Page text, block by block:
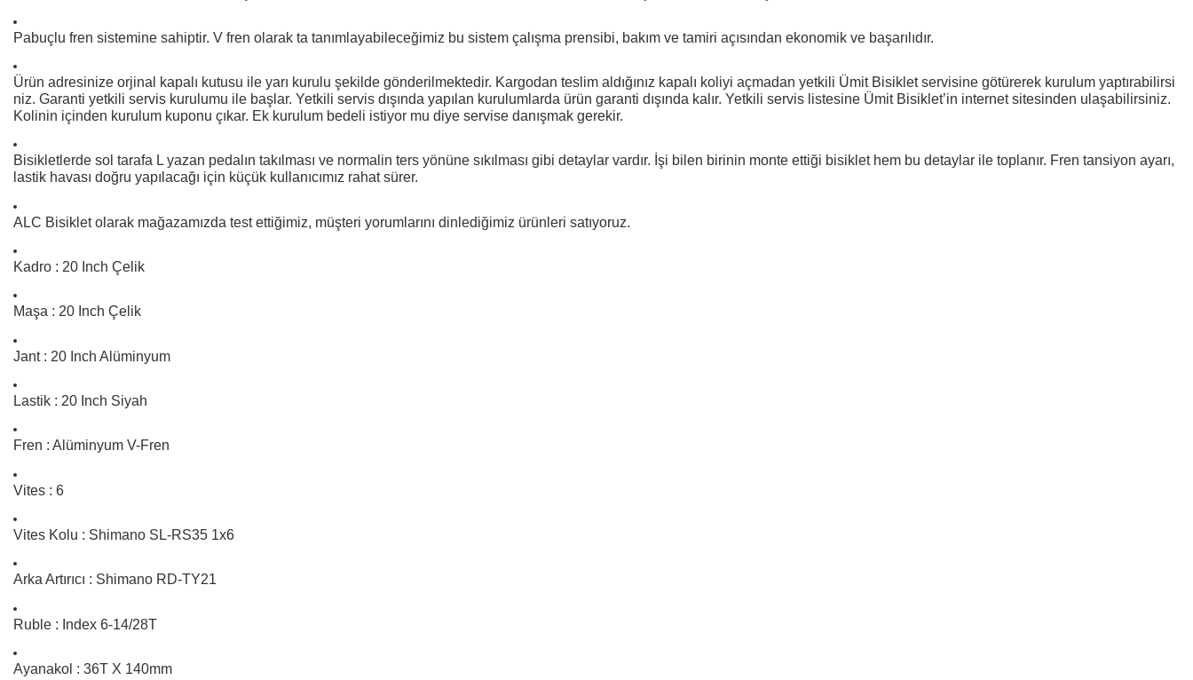
Pabuçlu fren sistemine sahiptir. V fren olarak ta tanımlayabileceğimiz bu sistem çalışma prensibi, bakım ve tamiri açısından ekonomik ve başarılıdır.
Ürün adresinize orjinal kapalı kutusu ile yarı kurulu şekilde gönderilmektedir. Kargodan teslim aldığınız kapalı koliyi açmadan yetkili Ümit Bisiklet servisine götürerek kurulum yaptırabilirsi
niz. Garanti yetkili servis kurulumu ile başlar. Yetkili servis dışında yapılan kurulumlarda ürün garanti dışında kalır. Yetkili servis listesine Ümit Bisiklet’in internet sitesinden ulaşabilirsiniz.
Kolinin içinden kurulum kuponu çıkar. Ek kurulum bedeli istiyor mu diye servise danışmak gerekir.
Bisikletlerde sol tarafa L yazan pedalın takılması ve normalin ters yönüne sıkılması gibi detaylar vardır. İşi bilen birinin monte ettiği bisiklet hem bu detaylar ile toplanır. Fren tansiyon ayarı,
lastik havası doğru yapılacağı için küçük kullanıcımız rahat sürer.
ALC Bisiklet olarak mağazamızda test ettiğimiz, müşteri yorumlarını dinlediğimiz ürünleri satıyoruz.
Kadro : 20 Inch Çelik
Maşa : 20 Inch Çelik
Jant : 20 Inch Alüminyum
Lastik : 20 Inch Siyah
Fren : Alüminyum V-Fren
Vites : 6
Vites Kolu : Shimano SL-RS35 1x6
Arka Artırıcı : Shimano RD-TY21
Ruble : Index 6-14/28T
Ayanakol : 36T X 140mm